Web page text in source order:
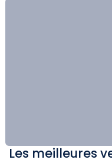
Les meilleures